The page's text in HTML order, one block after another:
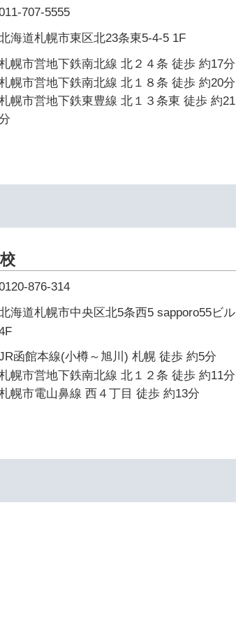
707-5555
海道札幌市東区北23条東5-4-5 1F
幌市営地下鉄南北線 北２４条 徒歩 約17分
幌市営地下鉄南北線 北１８条 徒歩 約20分
幌市営地下鉄東豊線 北１３条東 徒歩 約21
876-314
海道札幌市中央区北5条西5 sapporo55ビル
函館本線(小樽～旭川) 札幌 徒歩 約5分
幌市営地下鉄南北線 北１２条 徒歩 約11分
幌市電山鼻線 西４丁目 徒歩 約13分